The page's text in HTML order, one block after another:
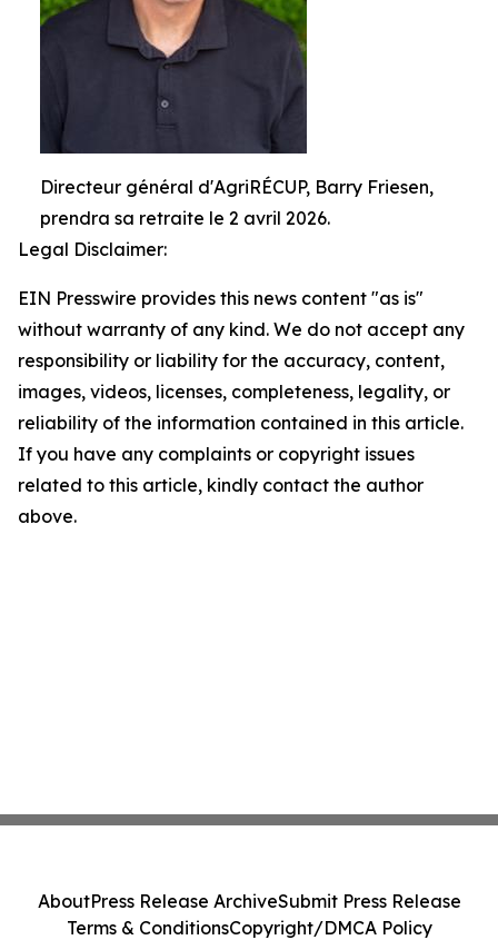
Directeur général d'AgriRÉCUP, Barry Friesen,
prendra sa retraite le 2 avril 2026.
Legal Disclaimer:
EIN Presswire provides this news content "as is"
without warranty of any kind. We do not accept any
responsibility or liability for the accuracy, content,
images, videos, licenses, completeness, legality, or
reliability of the information contained in this article.
If you have any complaints or copyright issues
related to this article, kindly contact the author
above.
AboutPress Release ArchiveSubmit Press Release
Terms & ConditionsCopyright/DMCA Policy